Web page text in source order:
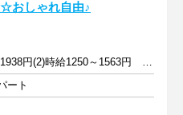
☆おしゃれ自由♪
(1)時給1400～1938円(2)時給1250～1563円 ※深夜手当含む
ート